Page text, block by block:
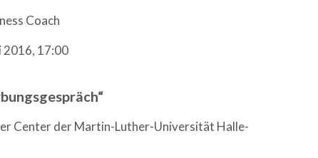
Coach
2016, 17:00
Center der Martin-Luther-Universität Halle-